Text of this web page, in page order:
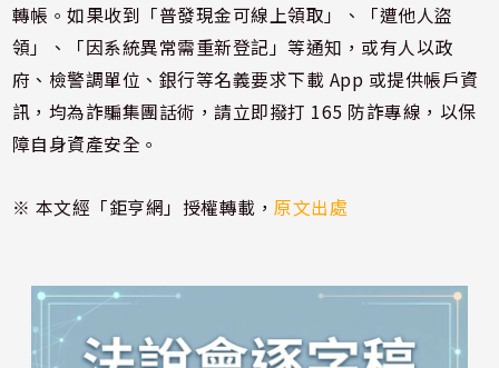
轉帳。如果收到「普發現金可線上領取」、「遭他人盜
領」、「因系統異常需重新登記」等通知，或有人以政
府、檢警調單位、銀行等名義要求下載 App 或提供帳戶資
訊，均為詐騙集團話術，請立即撥打 165 防詐專線，以保
障自身資產安全。
※ 本文經「鉅亨網」授權轉載，原文出處